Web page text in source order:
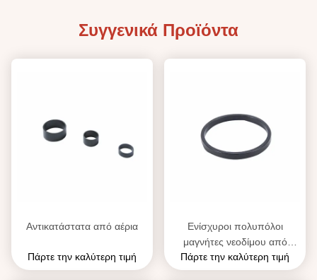
Συγγενικά Προϊόντα
Αντικατάστατα από αέρια
Πάρτε την καλύτερη τιμή
Ενίσχυροι πολυπόλοι
μαγνήτες νεοδίμου από
κράμα NdFeB Πολυδιάστατοι
μόνιμοι
Πάρτε την καλύτερη τιμή